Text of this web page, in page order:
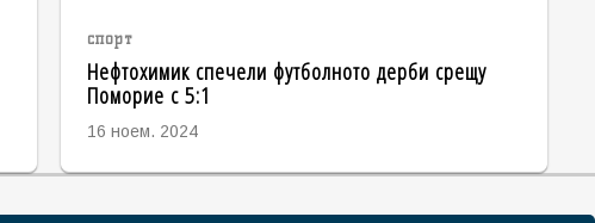
спорт
Нефтохимик спечели футболното дерби срещу
Поморие с 5:1
16 ноем. 2024